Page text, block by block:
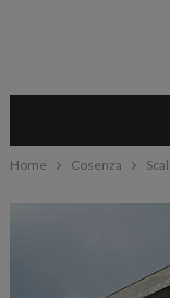
Home Cosenza